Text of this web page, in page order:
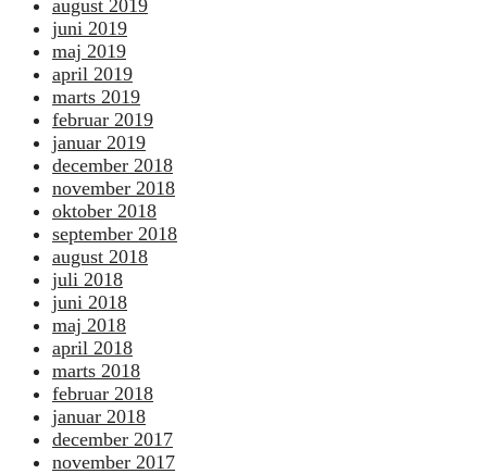
august 2019
juni 2019
maj 2019
april 2019
marts 2019
februar 2019
januar 2019
december 2018
november 2018
oktober 2018
september 2018
august 2018
juli 2018
juni 2018
maj 2018
april 2018
marts 2018
februar 2018
januar 2018
december 2017
november 2017